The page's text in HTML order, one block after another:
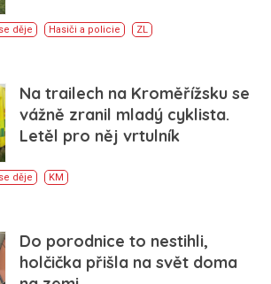
děje Hasiči a policie ZL
Na trailech na Kroměřížsku se
vážně zranil mladý cyklista.
Letěl pro něj vrtulník
děje KM
Do porodnice to nestihli,
holčička přišla na svět doma